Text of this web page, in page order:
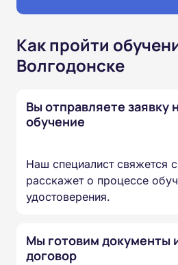
Как пройти
Волгодонске
Вы отправляете заявку
обучение
Наш специалист свяжется
расскажет о процессе
удостоверения.
Мы готовим документы
договор